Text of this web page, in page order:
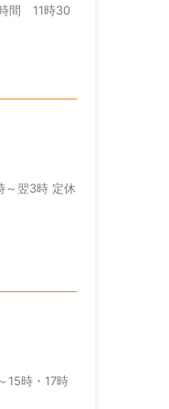
間 11時30
翌3時 定休
時・17時